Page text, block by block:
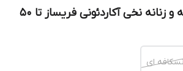
زنانه نخی آکاردئونی فریساز تا 50
ای